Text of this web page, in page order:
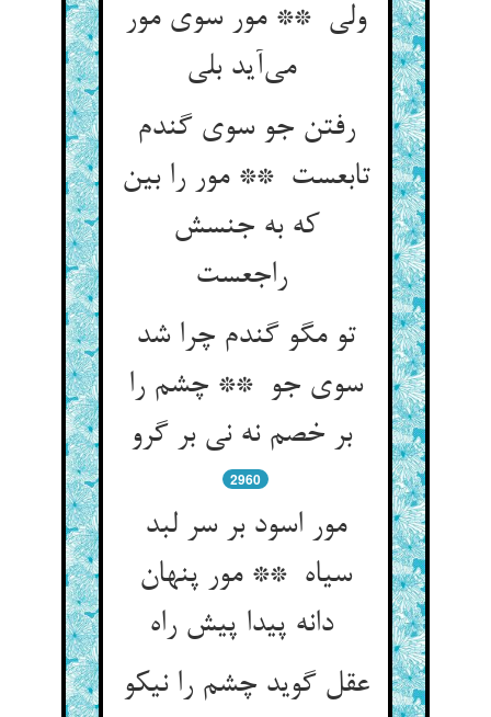
ولی ** مور سوی مور
می‌آید بلی
رفتن جو سوی گندم
تابعست ** مور را بین
که به جنسش
تو مگو گندم چرا شد
سوی جو ** چشم را
بر خصم نه نی بر گرو
2960
مور اسود بر سر لبد
سیاه ** مور پنهان
دانه پیدا پیش راه
عقل گوید چشم را نیکو